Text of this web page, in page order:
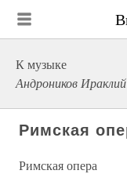
К музыке
Андроников
Римская
Римская опера